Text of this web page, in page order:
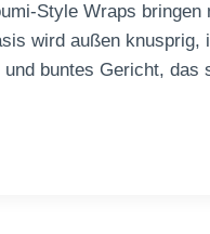
Style Wraps
wird außen
buntes Gericht,